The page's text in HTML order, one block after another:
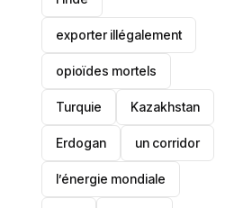
exporter illégalement
opioïdes mortels
‎Turquie Kazakhstan
Erdogan un corridor
l’énergie mondiale